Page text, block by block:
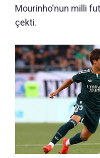
Mourinho'nun milli
çekti.